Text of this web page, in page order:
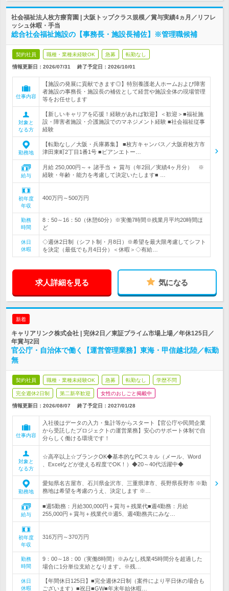
社会福祉法人枚方療育園 | 大阪トップクラス規模／賞与実績4ヵ月／リフレ
ッシュ休暇・手当
総合社会福祉施設の【事務長・施設長補佐】※管理職候補
契約社員 職種・業種未経験OK 急募 転勤なし
情報更新日：2026/07/31 終了予定日： 2026/10/01
仕事内容
【施設の発展に貢献できます◎】特別養護老人ホームおよび障害
者施設の事務長・施設長の補佐として経営や施設全体の現場管理
等をお任せします
対象と
なる方
【新しいキャリアを応援！経験があれば歓迎】＜歓迎＞■福祉施
設・障害者施設・介護施設でのマネジメント経験 ■社会福祉従事
経験
勤務地
【転勤なし／大阪・兵庫募集】 ■枚方キャンパス／大阪府枚方市
津田東町2丁目1番1号 ■ビアンエトー…
給与
月給 250,000円～＋ 諸手当 ＋ 賞与（年2回／実績4ヶ月分） ※
経験・年齢・能力を考慮して決定いたします■ …
初年度
年収
400万円～500万円
勤務
時間
8：50～16：50（休憩60分）※実働7時間※残業月平均20時間ほ
ど
休日
休暇
◇週休2日制（シフト制・月8日）※希望を最大限考慮してシフト
を決定（最低でも月4日分）＜休暇＞◇有給…
求人詳細を見る 気になる
新着
キャリアリンク株式会社 | 完休2日／東証プライム市場上場／年休125日／
年賞与2回
官公庁・自治体で働く【運営管理業務】東海・甲信越北陸／転勤
無
契約社員 職種・業種未経験OK 急募 転勤なし 学歴不問
完全週休2日制 第二新卒歓迎 女性のおしごと掲載中
情報更新日：2026/08/07 終了予定日： 2027/01/28
仕事内容
入社後はデータの入力・集計等からスタート【官公庁や民間企業
から受託したプロジェクトの運営業務】安心のサポート体制で自
分らしく働ける環境です！
対象と
なる方
☆高卒以上☆ブランクOK◆基本的なPCスキル（メール、Word
、Excelなどが使える程度でOK！）◆20～40代活躍中◆
勤務地
愛知県名古屋市、石川県金沢市、三重県津市、長野県長野市 ※勤
務地は希望を考慮のうえ、決定します ※…
給与
■週5勤務：月給300,000円＋賞与＋残業代■週4勤務：月給
255,000円＋賞与＋残業代※週5、週4勤務共にみな…
初年度
年収
316万円～370万円
勤務
時間
9：00～18：00（実働8時間）※みなし残業45時間分を超過した
場合に1分単位支給となります。※残…
休日
休暇
【年間休日125日】■完全週休2日制（案件により平日休の場合も
ございます）■祝日■GW■年末年始休暇…